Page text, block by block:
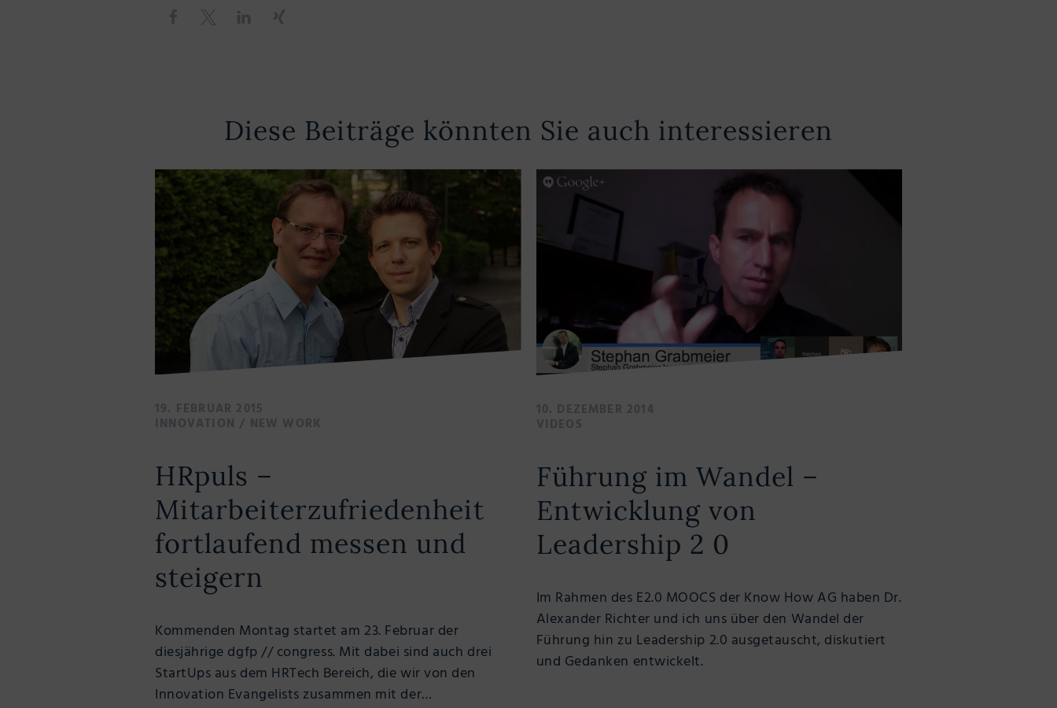
Diese Beiträge könnten Sie auch interessieren
19. FEBRUAR 2015
INNOVATION / NEW WORK
HRpuls –
Mitarbeiterzufriedenheit
fortlaufend messen und
steigern
Kommenden Montag startet am 23. Februar der
diesjährige dgfp // congress. Mit dabei sind auch drei
StartUps aus dem HRTech Bereich, die wir von den
Innovation Evangelists zusammen mit der…
10. DEZEMBER 2014
VIDEOS
Führung im Wandel –
Entwicklung von
Leadership 2 0
Im Rahmen des E2.0 MOOCS der Know How AG haben Dr.
Alexander Richter und ich uns über den Wandel der
Führung hin zu Leadership 2.0 ausgetauscht, diskutiert
und Gedanken entwickelt.